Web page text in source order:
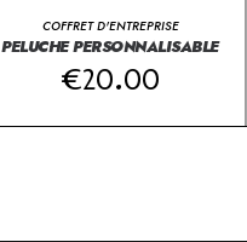
COFFRET D'ENTREPRISE
PELUCHE PERSONNALISABLE
€20.00